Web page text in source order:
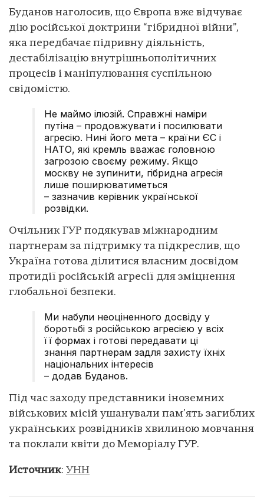
Буданов наголосив, що Європа вже відчуває
дію російської доктрини “гібридної війни”,
яка передбачає підривну діяльність,
дестабілізацію внутрішньополітичних
процесів і маніпулювання суспільною
свідомістю.
Не маймо ілюзій. Справжні наміри
путіна – продовжувати і посилювати
агресію. Нині його мета – країни ЄС і
НАТО, які кремль вважає головною
загрозою своєму режиму. Якщо
москву не зупинити, гібридна агресія
лише поширюватиметься
– зазначив керівник української
розвідки.
Очільник ГУР подякував міжнародним
партнерам за підтримку та підкреслив, що
Україна готова ділитися власним досвідом
протидії російській агресії для зміцнення
глобальної безпеки.
Ми набули неоціненного досвіду у
боротьбі з російською агресією у всіх
її формах і готові передавати ці
знання партнерам задля захисту їхніх
національних інтересів
– додав Буданов.
Під час заходу представники іноземних
військових місій ушанували пам’ять загиблих
українських розвідників хвилиною мовчання
та поклали квіти до Меморіалу ГУР.
Источник: УНН